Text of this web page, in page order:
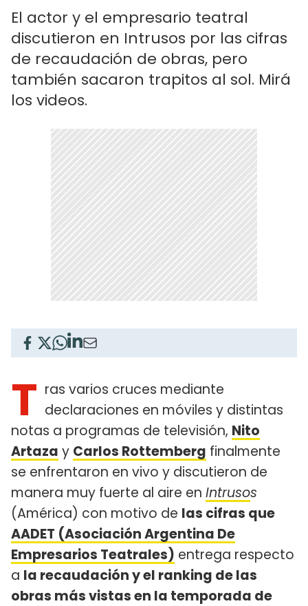
El actor y el empresario teatral
discutieron en Intrusos por las cifras
de recaudación de obras, pero
también sacaron trapitos al sol. Mirá
los videos.
T ras varios cruces mediante
declaraciones en móviles y distintas
notas a programas de televisión, Nito
Artaza y Carlos Rottemberg finalmente
se enfrentaron en vivo y discutieron de
manera muy fuerte al aire en Intrusos
(América) con motivo de las cifras que
AADET (Asociación Argentina De
Empresarios Teatrales) entrega respecto
a la recaudación y el ranking de las
obras más vistas en la temporada de